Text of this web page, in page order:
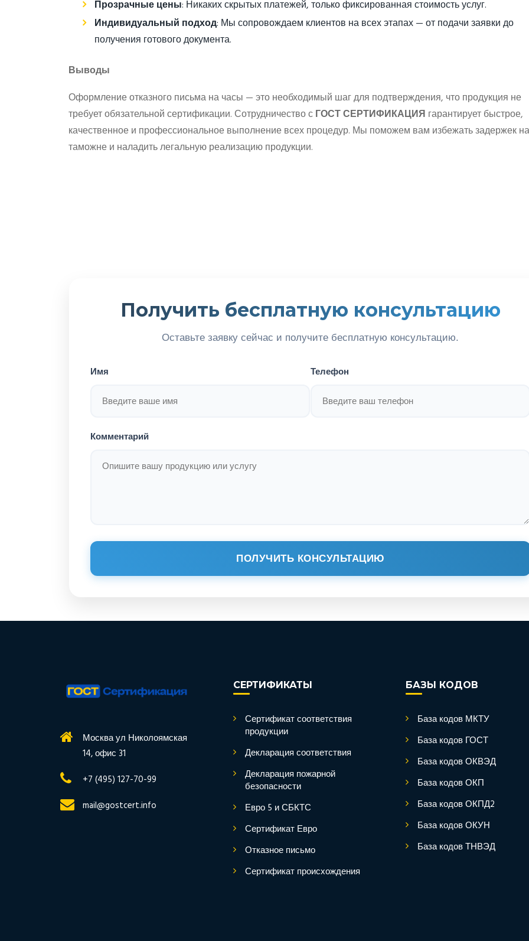
Прозрачные цены: Никаких скрытых платежей, только фиксированная стоимость услуг.
Индивидуальный подход: Мы сопровождаем клиентов на всех этапах — от подачи заявки до
получения готового документа.
Выводы
Оформление отказного письма на часы — это необходимый шаг для подтверждения, что продукция не
требует обязательной сертификации. Сотрудничество сГОСТ СЕРТИФИКАЦИЯ гарантирует быстрое,
качественное и профессиональное выполнение всех процедур. Мы поможем вам избежать задержек на
таможне и наладить легальную реализацию продукции.
Получить бесплатную консультацию
Оставьте заявку сейчас и получите бесплатную консультацию.
Имя Телефон
Комментарий
ПОЛУЧИТЬ КОНСУЛЬТАЦИЮ
Москва ул Николоямская
14, офис 31
+7 (495) 127-70-99
mail@gostcert.info
СЕРТИФИКАТЫ
Сертификат соответствия
продукции
Декларация соответствия
Декларация пожарной
безопасности
Евро 5 и СБКТС
Сертификат Евро
Отказное письмо
Сертификат происхождения
БАЗЫ КОДОВ
База кодов МКТУ
База кодов ГОСТ
База кодов ОКВЭД
База кодов ОКП
База кодов ОКПД2
База кодов ОКУН
База кодов ТНВЭД